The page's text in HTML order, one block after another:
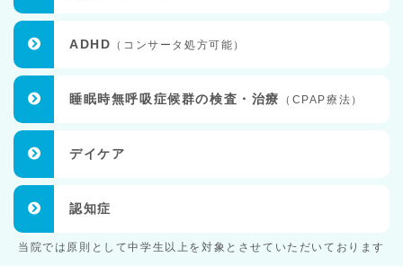
ADHD （コンサータ処方可能）
睡眠時無呼吸症候群の検査・治療 （CPAP療法）
デイケア
認知症
当院では原則として中学生以上を対象とさせていただいております